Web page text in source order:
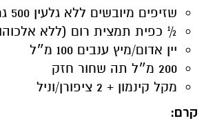
שזיפים מיובשים ללא גלעין 500 גרם
½ כפית תמצית רום (ללא
יין אדום/מיץ ענבים 100 מ״ל
200 מ״ל תה שחור חזק
מקל קינמון + 2 ציפורן/וניל
קרם: